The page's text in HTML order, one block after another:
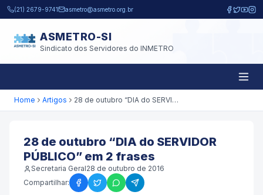
Pular para o conteúdo principal
(21) 2679-9741 asmetro@asmetro.org.br
ASMETRO-SI
Sindicato dos Servidores do INMETRO
Home Artigos 28 de outubro “DIA do SERVIDOR PÚBLICO” em 2 frases
28 de outubro “DIA do SERVIDOR
PÚBLICO” em 2 frases
Secretaria Geral28 de outubro de 2016
Compartilhar: